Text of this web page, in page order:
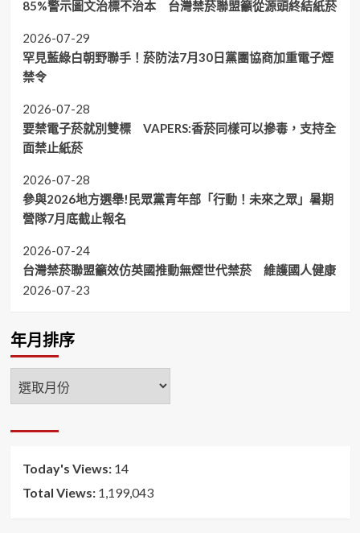
85%警示圖文治標不治本 台灣禁菸聯盟籲從源頭終結紙菸
2026-07-29
罕見藍綠白朝野聯手！菸防法7月30日黨團協商加重電子煙
禁令
2026-07-28
要禁電子菸就別雙標 VAPERS:香菸同樣可以摻毒，支持全
面禁止紙菸
2026-07-28
參與2026地方選舉!民眾黨青年部「行動！未來之眾」暑期
營隊7月底截止報名
2026-07-24
台灣禁菸聯盟籲效仿英國推動無煙世代禁菸 維護國人健康
2026-07-23
年月排序
年
月
Today's Views: 14
Total Views: 1,199,043